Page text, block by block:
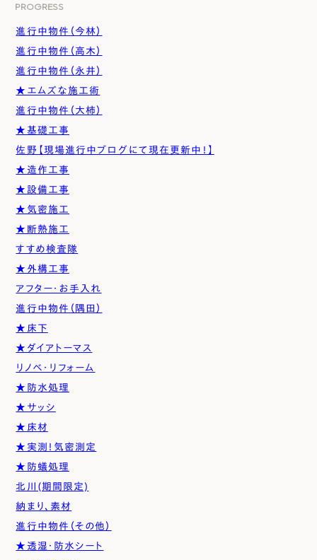
PROGRESS
進行中物件（今林）
進行中物件（高木）
進行中物件（永井）
★エムズな施工術
進行中物件（大柿）
★基礎工事
佐野【現場進行中ブログにて現在更新中！】
★造作工事
★設備工事
★気密施工
★断熱施工
すすめ検査隊
★外構工事
アフター・お手入れ
進行中物件（隅田）
★床下
★ダイアトーマス
リノベ・リフォーム
★防水処理
★サッシ
★床材
★実測！気密測定
★防蟻処理
北川(期間限定)
納まり、素材
進行中物件（その他）
★透湿・防水シート